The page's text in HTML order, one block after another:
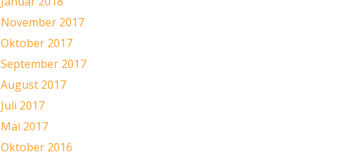
November 2017
Oktober 2017
September 2017
August 2017
Juli 2017
Mai 2017
Oktober 2016